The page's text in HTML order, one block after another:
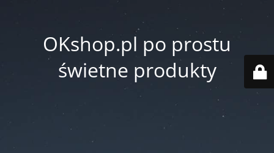
OKshop.pl po prostu
świetne produkty